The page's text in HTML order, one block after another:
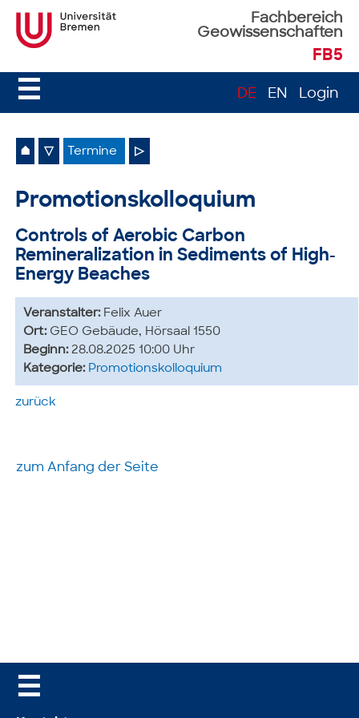
Fachbereich
Geowissenschaften
FB5
☰ DE EN Login
⌂ ▽ Termine ▷
Promotionskolloquium
Controls of Aerobic Carbon
Remineralization in Sediments of High-
Energy Beaches
Veranstalter: Felix Auer
Ort: GEO Gebäude, Hörsaal 1550
Beginn: 28.08.2025 10:00 Uhr
Kategorie: Promotionskolloquium
zurück
zum Anfang der Seite
☰